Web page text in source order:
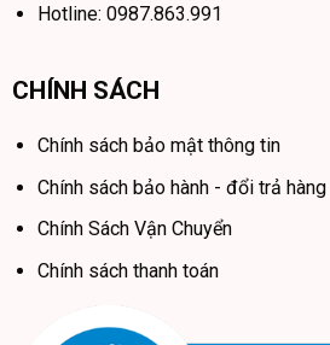
Hotline: 0987.863.991
CHÍNH SÁCH
Chính sách bảo mật thông tin
Chính sách bảo hành - đổi trả hàng
Chính Sách Vận Chuyển
Chính sách thanh toán